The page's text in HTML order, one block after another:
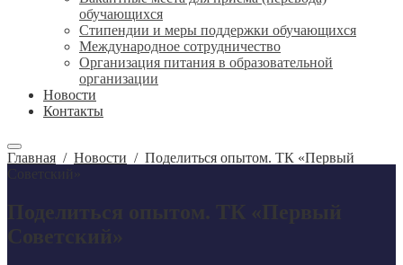
обучающихся
Стипендии и меры поддержки обучающихся
Международное сотрудничество
Организация питания в образовательной
организации
Новости
Контакты
Главная / Новости / Поделиться опытом. ТК «Первый